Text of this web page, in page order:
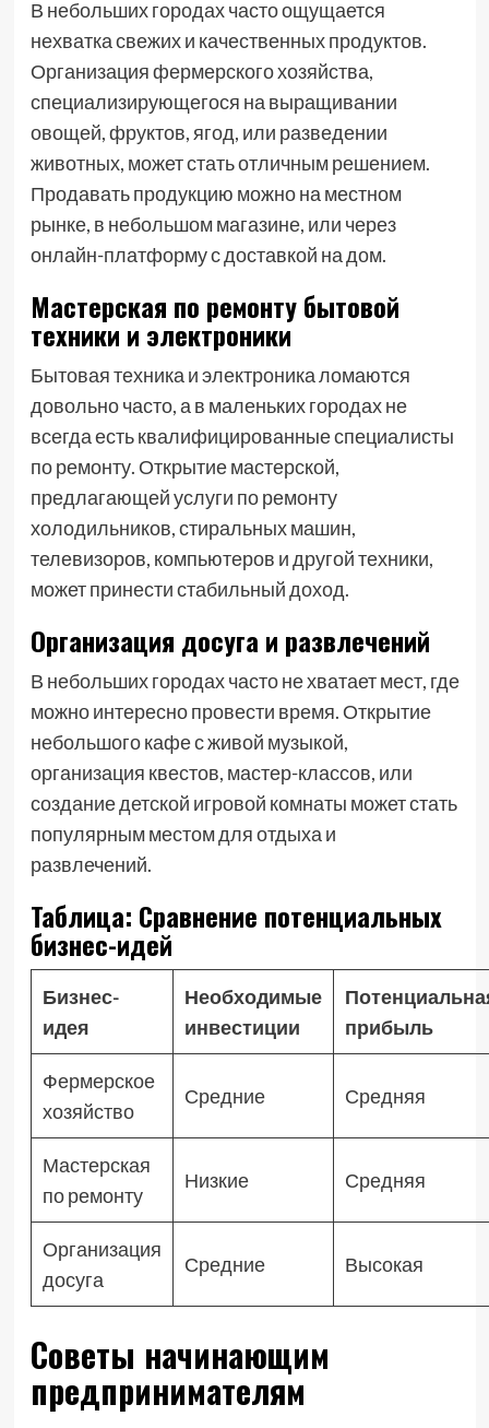
В небольших городах часто ощущается
нехватка свежих и качественных продуктов.
Организация фермерского хозяйства,
специализирующегося на выращивании
овощей, фруктов, ягод, или разведении
животных, может стать отличным решением.
Продавать продукцию можно на местном
рынке, в небольшом магазине, или через
онлайн-платформу с доставкой на дом.
Мастерская по ремонту бытовой
техники и электроники
Бытовая техника и электроника ломаются
довольно часто, а в маленьких городах не
всегда есть квалифицированные специалисты
по ремонту. Открытие мастерской,
предлагающей услуги по ремонту
холодильников, стиральных машин,
телевизоров, компьютеров и другой техники,
может принести стабильный доход.
Организация досуга и развлечений
В небольших городах часто не хватает мест, где
можно интересно провести время. Открытие
небольшого кафе с живой музыкой,
организация квестов, мастер-классов, или
создание детской игровой комнаты может стать
популярным местом для отдыха и
развлечений.
Таблица: Сравнение потенциальных
бизнес-идей
Бизнес-
идея
Необходимые
инвестиции
прибыль
Фермерское
хозяйство
Средние Средняя
Мастерская
по ремонту
Низкие Средняя
Организация
досуга
Средние Высокая
Советы начинающим
предпринимателям